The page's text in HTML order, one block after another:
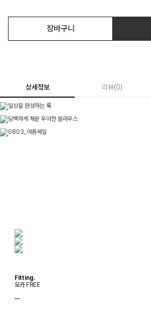
장바구니
상세정보 리뷰(0)
Fitting.
모카 FREE
ㅡ